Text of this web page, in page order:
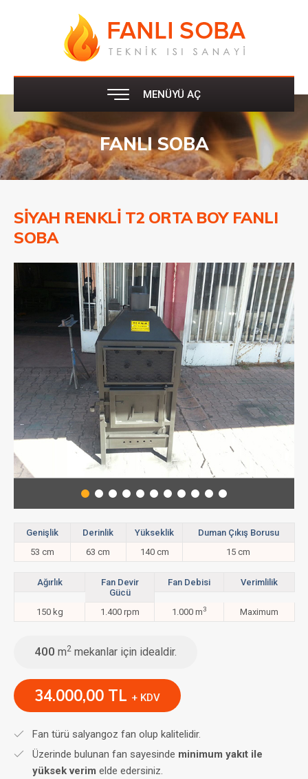
MENÜYÜ AÇ
FANLI SOBA
SIYAH RENKLI T2 ORTA BOY FANLI
SOBA
Genişlik Derinlik Yükseklik Duman Çıkış Borusu
53 cm
63 cm 140 cm 15 cm
Ağırlık
Fan Devir
Gücü
Fan Debisi Verimlilik
150 kg 1.400 rpm 1.000 m3 Maximum
400 m2 mekanlar için idealdir.
34.000,00 TL + KDV
Fan türü salyangoz fan olup kalitelidir.
Üzerinde bulunan fan sayesinde minimum yakıt ile
yüksek verim elde edersiniz.